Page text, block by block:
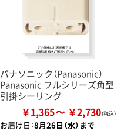
パナソニック（Panasonic）
Panasonic フルシリーズ角型
引掛シーリング
￥1,365 ￥2,730
お届け日：8月26日（水）まで